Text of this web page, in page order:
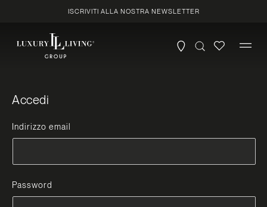
ISCRIVITI ALLA NOSTRA NEWSLETTER
Accedi
Indirizzo email
Password